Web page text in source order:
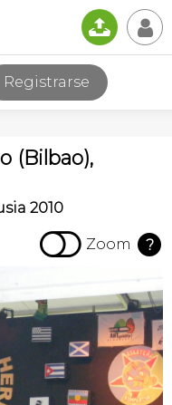
📤 👤
Registrarse
(Bilbao),
2010
 Zoom ?